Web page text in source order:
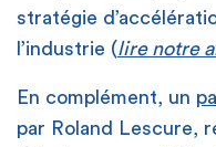
stratégie
l’industrie (lire notre
En complément, un
par Roland Lescure,